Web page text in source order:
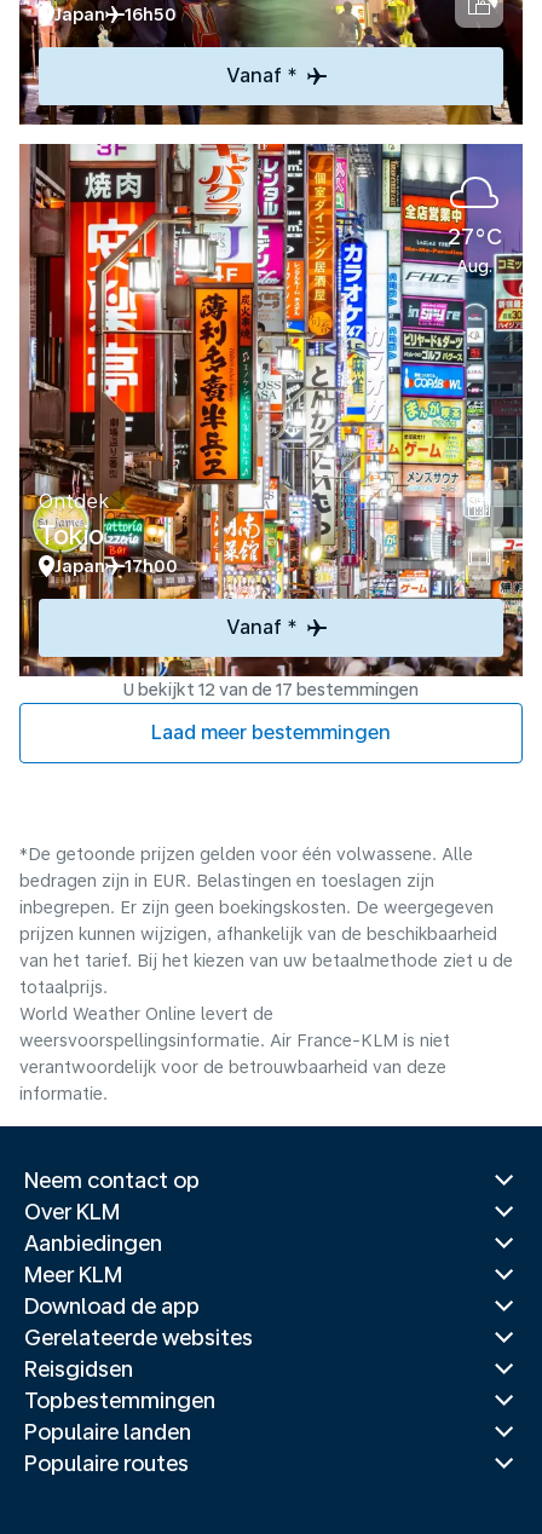
Japan 16h50
Vanaf *
27°C
Aug.
Ontdek
Tokio
Japan 17h00
Vanaf *
U bekijkt 12 van de 17 bestemmingen
Laad meer bestemmingen
*De getoonde prijzen gelden voor één volwassene. Alle
bedragen zijn in EUR. Belastingen en toeslagen zijn
inbegrepen. Er zijn geen boekingskosten. De weergegeven
prijzen kunnen wijzigen, afhankelijk van de beschikbaarheid
van het tarief. Bij het kiezen van uw betaalmethode ziet u de
totaalprijs.
World Weather Online levert de
weersvoorspellingsinformatie. Air France-KLM is niet
verantwoordelijk voor de betrouwbaarheid van deze
informatie.
Neem contact op
Over KLM
Aanbiedingen
Meer KLM
Download de app
Gerelateerde websites
Reisgidsen
Topbestemmingen
Populaire landen
Populaire routes